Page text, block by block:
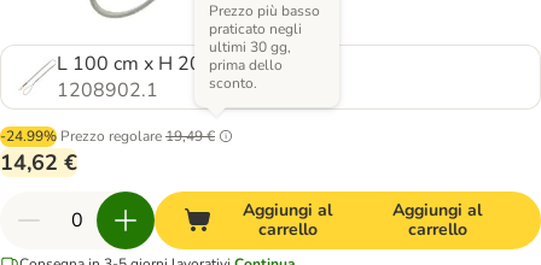
L 100 cm x H 20 mm
1208902.1
-24.99% Prezzo regolare19,49 €
Prezzo più basso
praticato negli
ultimi 30 gg,
prima dello
sconto.
14,62 €
Aggiungi al
carrello
Aggiungi al
carrello